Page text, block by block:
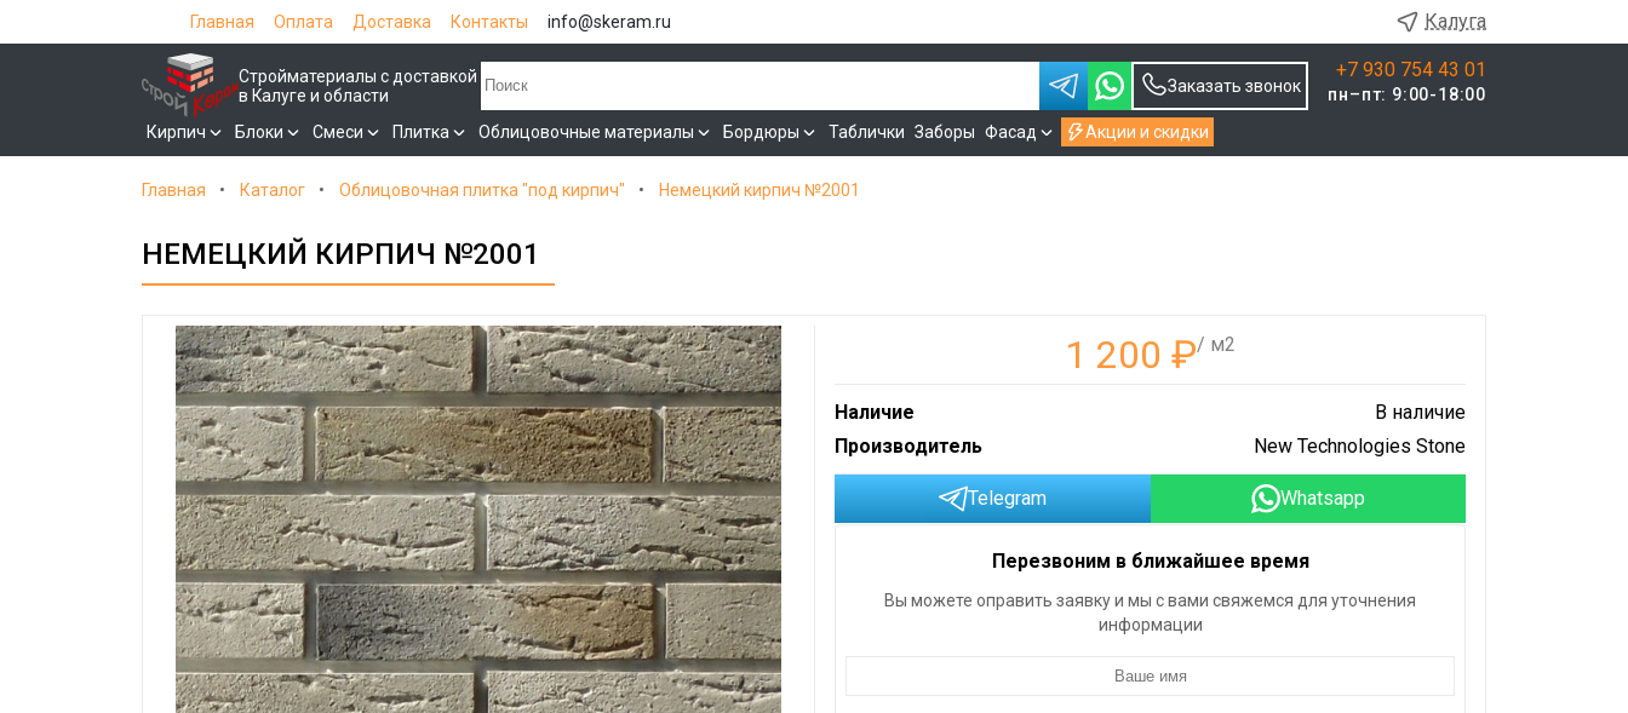
Главная Оплата Доставка Контакты info@skeram.ru Калуга
Стройматериалы с доставкой
в Калуге и области
Заказать звонок
+7 930 754 43 01
пн–пт: 9:00-18:00
Кирпич
Блоки Смеси Плитка Облицовочные материалы Бордюры Таблички Заборы Фасад Акции и скидки
Главная Каталог Облицовочная плитка "под кирпич" Немецкий кирпич №2001
НЕМЕЦКИЙ КИРПИЧ №2001
1 200 ₽/ м2
Наличие
В наличие
Производитель
New Technologies Stone
Telegram Whatsapp
Перезвоним в ближайшее время
Вы можете оправить заявку и мы с вами свяжемся для уточнения
информации